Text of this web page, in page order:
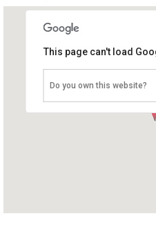
This page can't load
Do you own this website?